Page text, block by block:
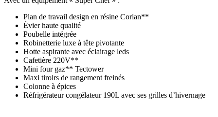
Plan de travail design en résine Corian**
Évier haute qualité
Poubelle intégrée
Robinetterie luxe à tête pivotante
Hotte aspirante avec éclairage leds
Cafetière 220V**
Mini four gaz** Tectower
Maxi tiroirs de rangement freinés
Colonne à épices
Réfrigérateur congélateur 190L avec ses grilles d’hivernage